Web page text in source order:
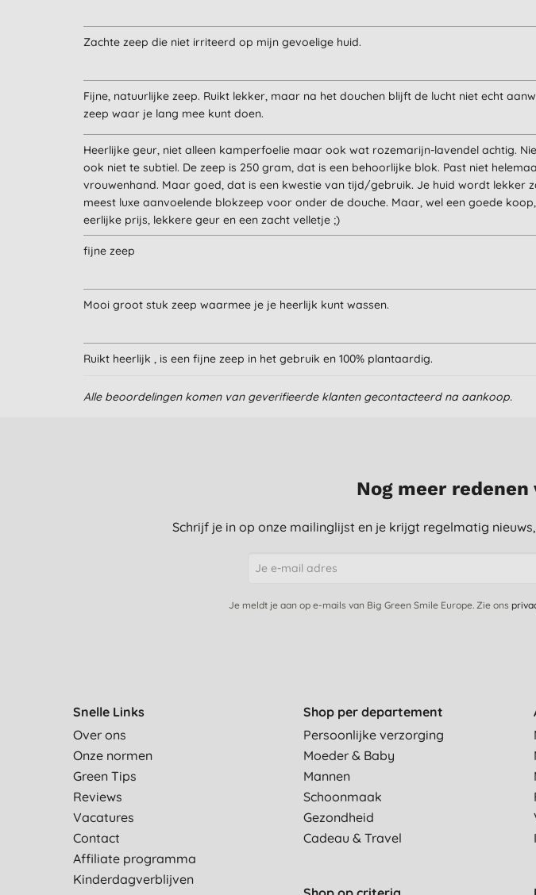
Zachte zeep die niet irriteerd op mijn gevoelige huid.
Fijne, natuurlijke zeep. Ruikt lekker, maar na het douchen blijft de lucht niet echt
zeep waar je lang mee kunt doen.
Heerlijke geur, niet alleen kamperfoelie maar ook wat rozemarijn-lavendel achtig.
ook niet te subtiel. De zeep is 250 gram, dat is een behoorlijke blok. Past niet
vrouwenhand. Maar goed, dat is een kwestie van tijd/gebruik. Je huid wordt lekker
meest luxe aanvoelende blokzeep voor onder de douche. Maar, wel een goede
eerlijke prijs, lekkere geur en een zacht velletje ;)
fijne zeep
Mooi groot stuk zeep waarmee je je heerlijk kunt wassen.
Ruikt heerlijk , is een fijne zeep in het gebruik en 100% plantaardig.
Alle beoordelingen komen van geverifieerde klanten gecontacteerd na aankoop.
Nog meer
Schrijf je in op onze mailinglijst en je krijgt regelmatig
Je meldt je aan op e-mails van Big Green Smile Europe. Zie ons
Snelle Links
Over ons
Onze normen
Green Tips
Reviews
Vacatures
Contact
Affiliate programma
Kinderdagverblijven
Shop per departement
Persoonlijke verzorging
Moeder & Baby
Mannen
Schoonmaak
Gezondheid
Cadeau & Travel